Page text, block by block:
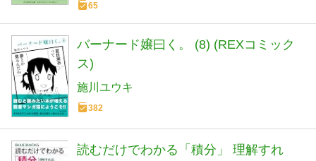
65
バーナード嬢曰く。 (8) (REXコミック
ス)
施川ユウキ
382
読むだけでわかる「積分」 理解すれ